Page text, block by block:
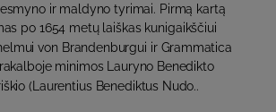
ir maldyno tyrimai. Pirmą kartą
po 1654 metų laiškas kunigaikščiui
von Brandenburgui ir Grammatica
minimos Lauryno Benedikto
(Laurentius Benediktus Nudo..